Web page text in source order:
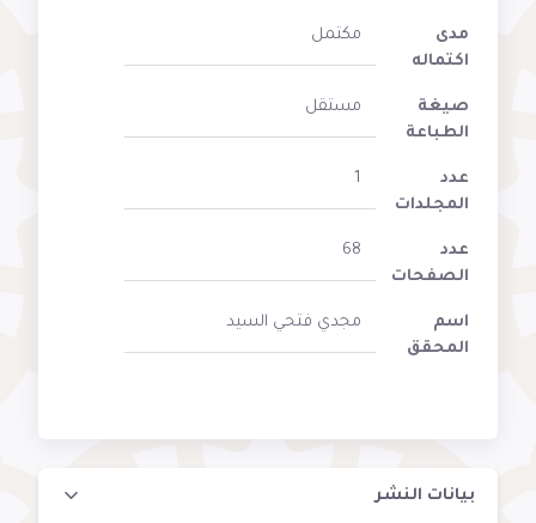
مدى
اكتماله
مكتمل
صيغة
الطباعة
مستقل
عدد
المجلدات
1
عدد
الصفحات
68
اسم
المحقق
مجدي فتحي السيد
بيانات النشر